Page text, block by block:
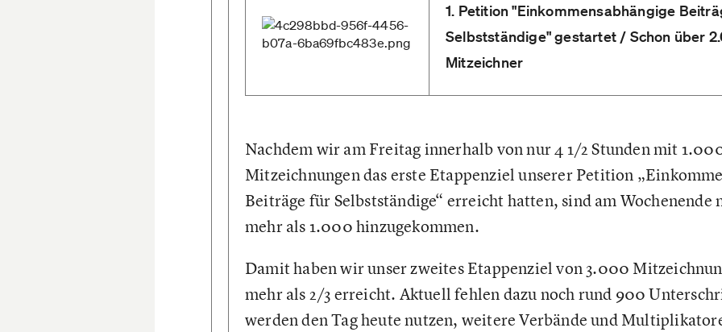
1. Petition "Einkommensabhängige
Selbstständige" gestartet / Schon über
Mitzeichner
Nachdem wir am Freitag innerhalb von nur 4 1/2 Stunden mit
Mitzeichnungen das erste Etappenziel unserer Petition
Beiträge für Selbstständige“ erreicht hatten, sind am Wochenende
mehr als 1.000 hinzugekommen.
Damit haben wir unser zweites Etappenziel von 3.000
mehr als 2/3 erreicht. Aktuell fehlen dazu noch rund 900
werden den Tag heute nutzen, weitere Verbände und